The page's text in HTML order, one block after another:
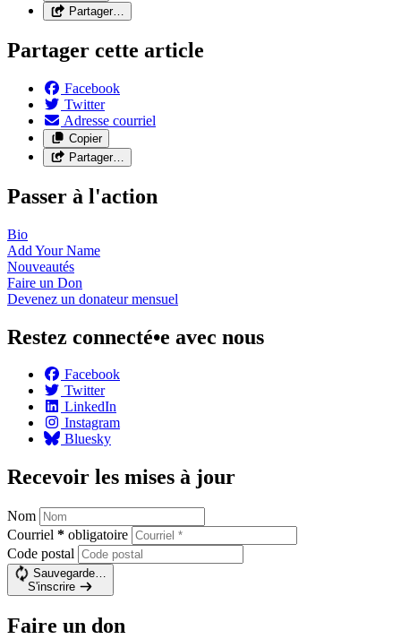
Partager…
Partager cette article
Facebook
Twitter
Adresse courriel
Copier
Partager…
Passer à l'action
Bio
Add YourName
Nouveautés
Faire un Don
Devenez un donateurmensuel
Restez connecté•e avec nous
Facebook
Twitter
LinkedIn
Instagram
Bluesky
Recevoir les mises à jour
Nom
Courriel * obligatoire
Code postal
Sauvegarde…
S'inscrire
Faire un don